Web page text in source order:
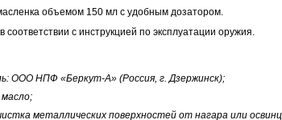
объемом 150 мл с удобным дозатором.
с инструкцией по эксплуатации оружия.
ООО НПФ «Беркут-А» (Россия, г. Дзержинск);
металлических поверхностей от нагара или